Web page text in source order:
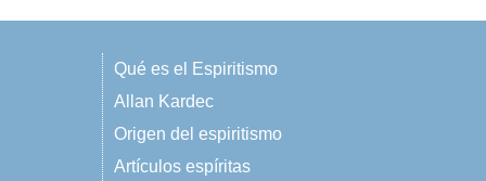
Qué es el Espiritismo
Allan Kardec
Origen del espiritismo
Artículos espíritas